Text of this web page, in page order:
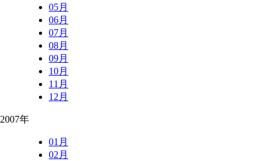
05月
06月
07月
08月
09月
10月
11月
12月
2007年
01月
02月